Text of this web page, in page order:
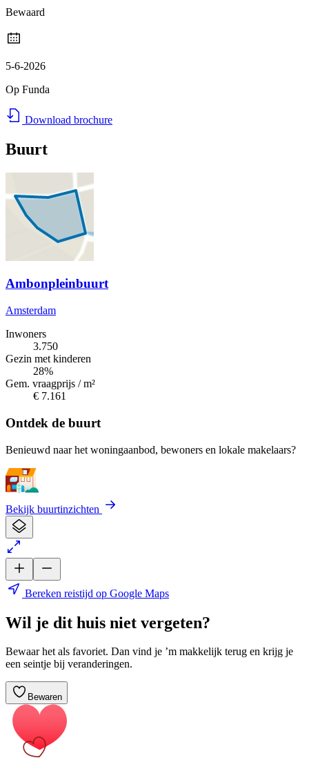
Bewaard
5-6-2026
Op Funda
Download brochure
Buurt
Ambonpleinbuurt
Amsterdam
Inwoners
3.750
Gezin met kinderen
28%
Gem. vraagprijs / m²
€ 7.161
Ontdek de buurt
Benieuwd naar het woningaanbod, bewoners en lokale makelaars?
Bekijk buurtinzichten
Bereken reistijd op Google Maps
Wil je dit huis niet vergeten?
Bewaar het als favoriet. Dan vind je ’m makkelijk terug en krijg je
een seintje bij veranderingen.
Bewaren